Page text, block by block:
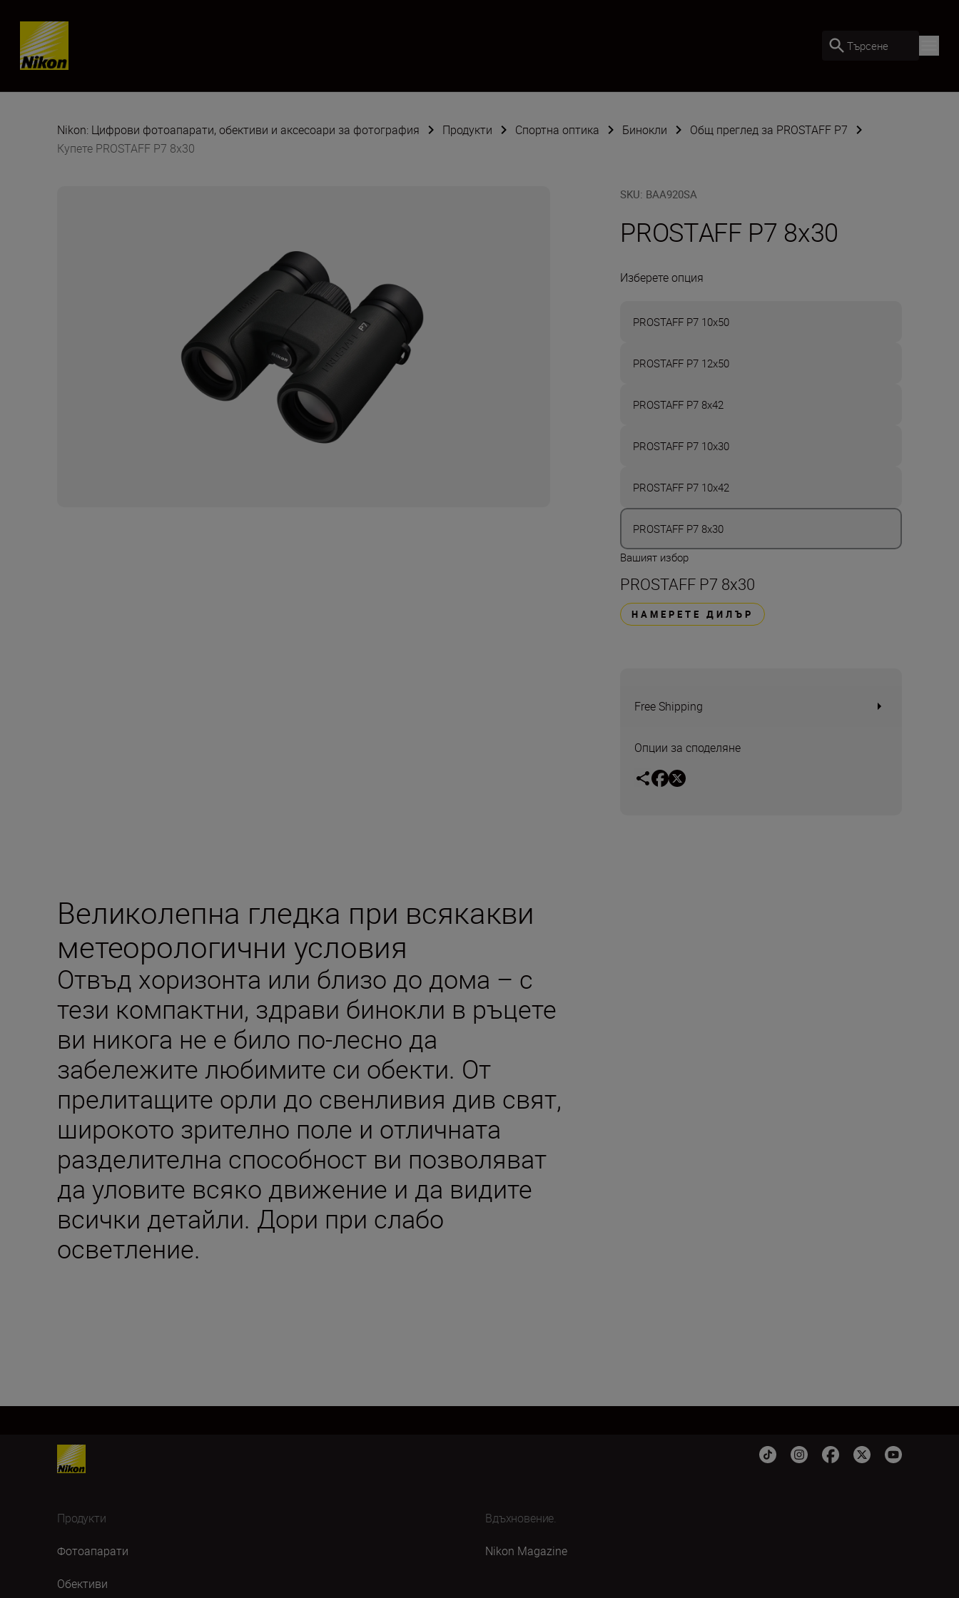
Skip content
Търсене
Nikon: Цифрови фотоапарати, обективи и аксесоари за фотография Продукти Спортна оптика Бинокли
Общ преглед за PROSTAFF P7
Купете PROSTAFF P7 8x30
SKU: BAA920SA
PROSTAFF P7 8x30
Изберете опция
PROSTAFF P7 10x50
PROSTAFF P7 12x50
PROSTAFF P7 8x42
PROSTAFF P7 10x30
PROSTAFF P7 10x42
PROSTAFF P7 8x30
Вашият избор
PROSTAFF P7 8x30
НАМЕРЕТЕ ДИЛЪР
Free Shipping
Опции за споделяне
Великолепна гледка при всякакви
метеорологични условия
Отвъд хоризонта или близо до дома – с
тези компактни, здрави бинокли в ръцете
ви никога не е било по-лесно да
забележите любимите си обекти. От
прелитащите орли до свенливия див свят,
широкото зрително поле и отличната
разделителна способност ви позволяват
да уловите всяко движение и да видите
всички детайли. Дори при слабо
осветление.
Продукти
Фотоапарати
Обективи
Вдъхновение.
Nikon Magazine